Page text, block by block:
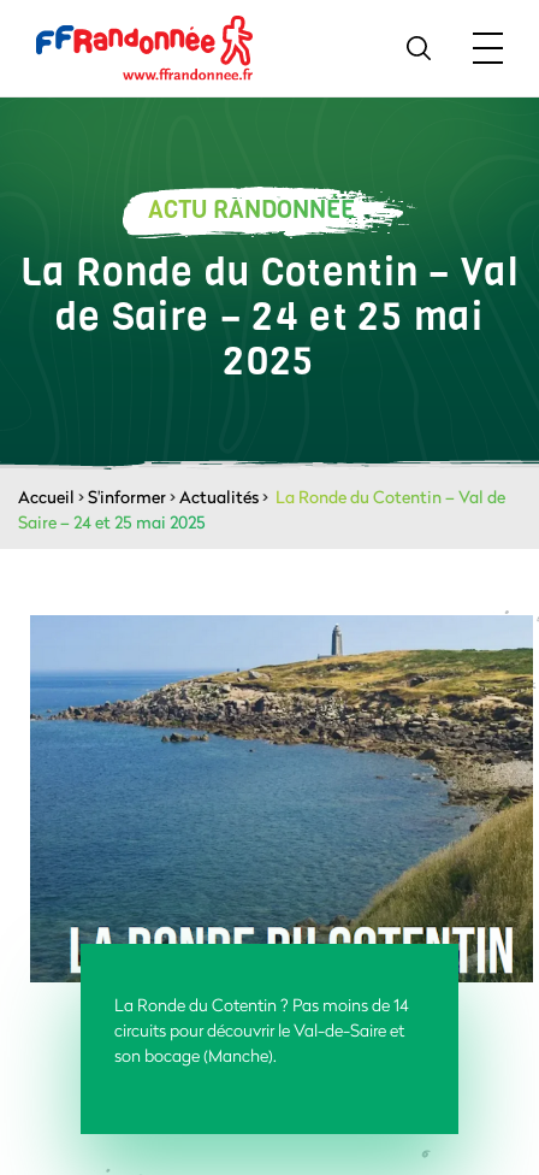
ACTU RANDONNÉE
La Ronde du Cotentin – Val
de Saire – 24 et 25 mai
2025
Accueil >S'informer>Actualités> La Ronde du Cotentin – Val de
Saire – 24 et 25 mai 2025
La Ronde du Cotentin ? Pas moins de 14
circuits pour découvrir le Val-de-Saire et
son bocage (Manche).